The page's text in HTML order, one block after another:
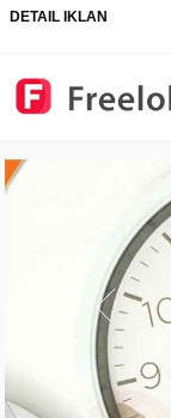
DETAIL IKLAN